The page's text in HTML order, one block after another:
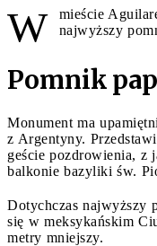
W
mieście
najwyższy
Pomnik
Monument ma
z Argentyny.
geście pozdrowienia, z
balkonie bazyliki św.
Dotychczas najwyższy
się w meksykańskim
metry mniejszy.